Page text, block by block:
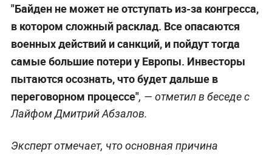
"Байден не может не отступать из-за конгресса,
в котором сложный расклад. Все опасаются
военных действий и санкций, и пойдут тогда
самые большие потери у Европы. Инвесторы
пытаются осознать, что будет дальше в
переговорном процессе", — отметил в беседе с
Лайфом Дмитрий Абзалов.
Эксперт отмечает, что основная причина